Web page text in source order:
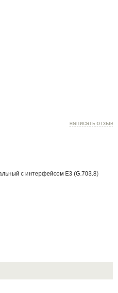
написать отзыв
с интерфейсом E3 (G.703.8)